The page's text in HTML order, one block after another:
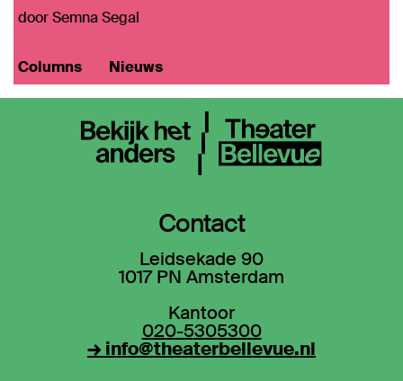
door Semna Segal
Columns Nieuws
Contact
Leidsekade 90
1017 PN Amsterdam
Kantoor
020-5305300
→ info@theaterbellevue.nl